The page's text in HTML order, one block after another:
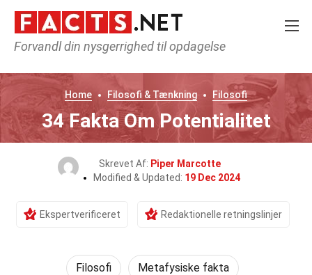
Forvandl din nysgerrighed til opdagelse
Home Filosofi & Tænkning Filosofi
34 Fakta Om Potentialitet
Skrevet Af: Piper Marcotte
Modified & Updated: 19 Dec 2024
Ekspertverificeret Redaktionelle retningslinjer
Filosofi Metafysiske fakta